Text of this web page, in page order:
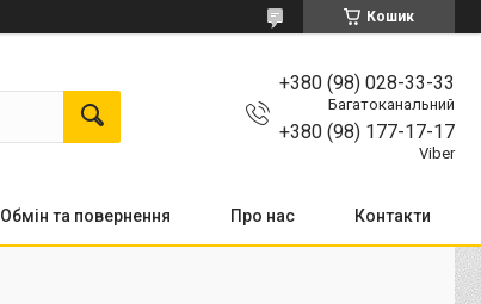
Кошик
+380 (98) 028-33-33
Багатоканальний
+380 (98) 177-17-17
Viber
Обмін та повернення Про нас Контакти